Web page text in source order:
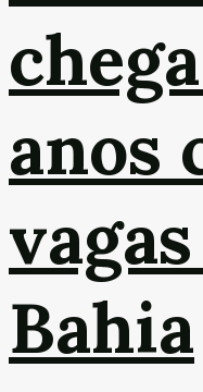
anos
Bahia